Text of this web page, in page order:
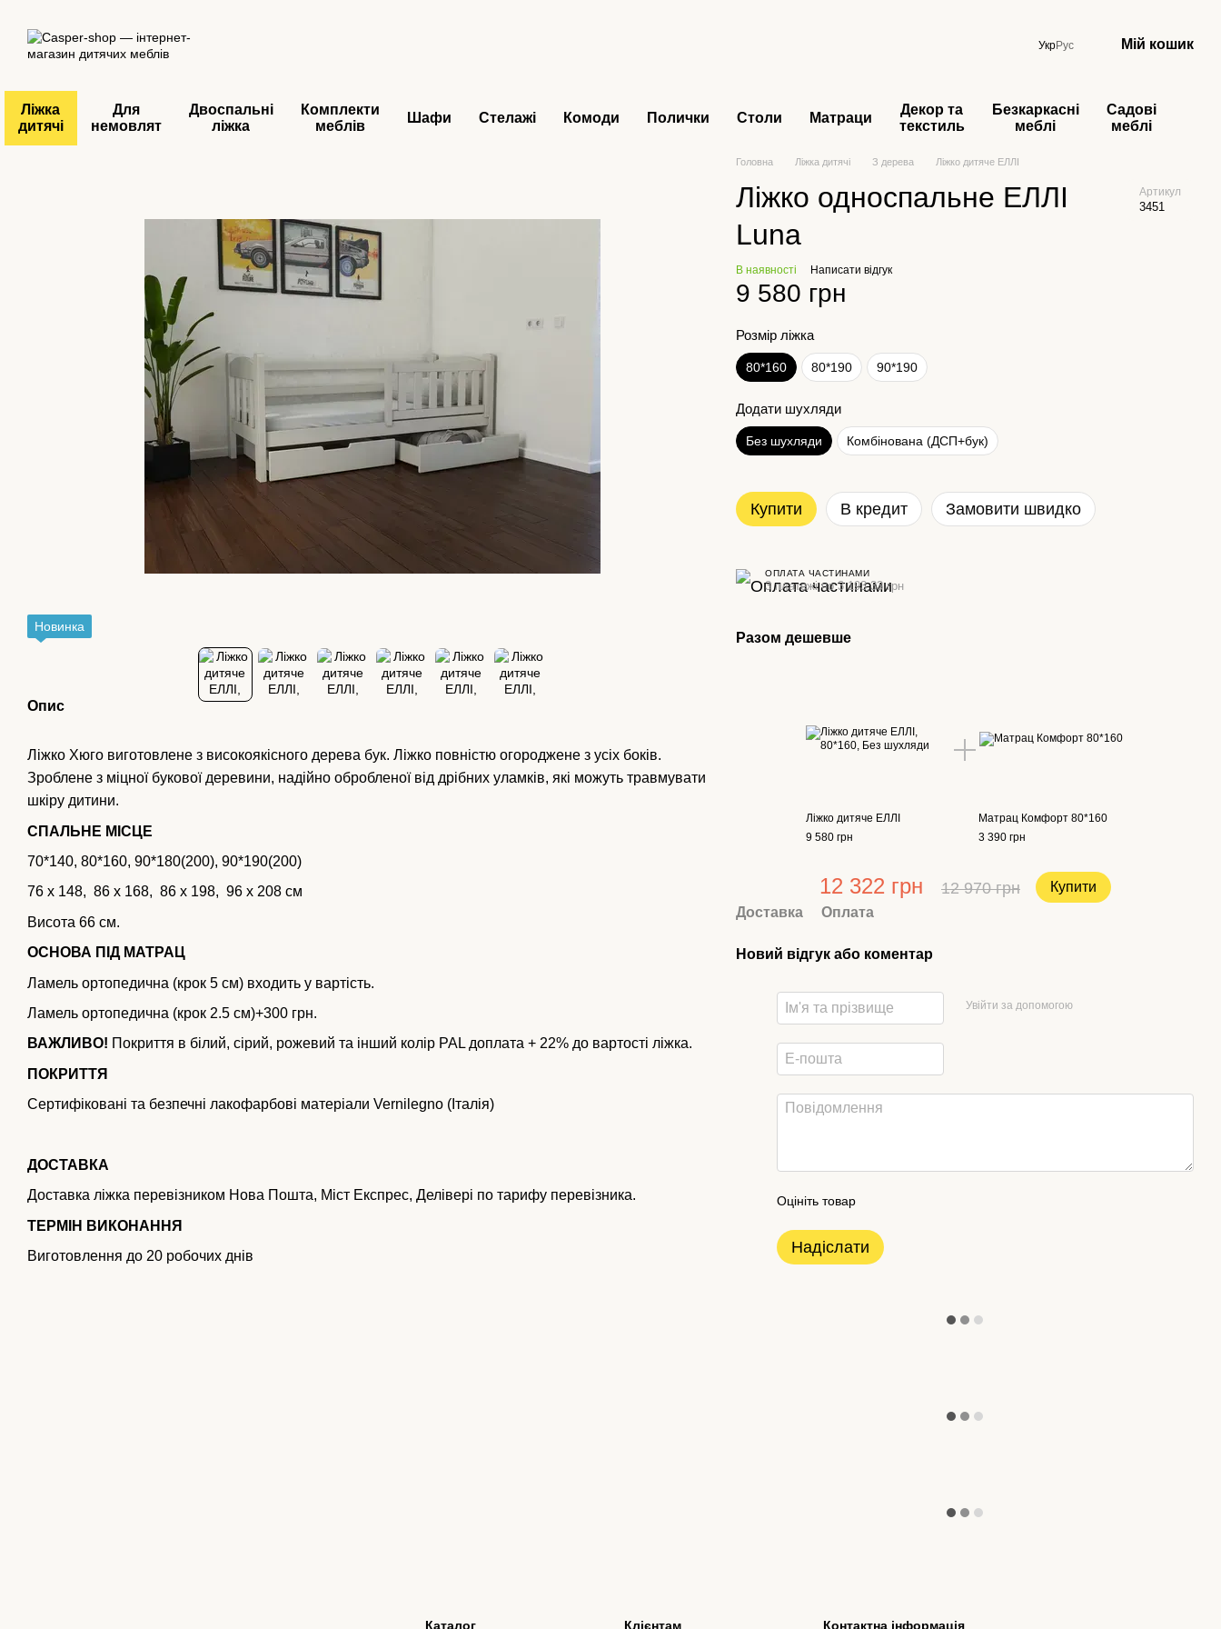
УкрРус Мій кошик
Ліжка
дитячі
Для
немовлят
Двоспальні
ліжка
Комплекти
меблів
Шафи Стелажі Комоди Полички Столи Матраци
Декор та
текстиль
Безкаркасні
меблі
Садові
меблі
Новинка
Опис
Ліжко Хюго виготовлене з високоякісного дерева бук. Ліжко повністю огороджене з усіх боків.
Зроблене з міцної букової деревини, надійно обробленої від дрібних уламків, які можуть травмувати
шкіру дитини.
СПАЛЬНЕ МІСЦЕ
70*140, 80*160, 90*180(200), 90*190(200)
76 x 148, 86 x 168, 86 x 198, 96 x 208 см
Висота 66 см.
ОСНОВА ПІД МАТРАЦ
Ламель ортопедична (крок 5 см) входить у вартість.
Ламель ортопедична (крок 2.5 см)+300 грн.
ВАЖЛИВО! Покриття в білий, сірий, рожевий та інший колір PAL доплата + 22% до вартості ліжка.
ПОКРИТТЯ
Сертифіковані та безпечні лакофарбові матеріали Vernilegno (Iталія)
ДОСТАВКА
Доставка ліжка перевізником Нова Пошта, Міст Експрес, Делівері по тарифу перевізника.
ТЕРМІН ВИКОНАННЯ
Виготовлення до 20 робочих днів
Головна Ліжка дитячі З дерева Ліжко дитяче ЕЛЛІ
Ліжко односпальне ЕЛЛІ
Luna
Артикул
3451
В наявності Написати відгук
9 580 грн
Розмір ліжка
80*160 80*190 90*190
Додати шухляди
Без шухляди Комбінована (ДСП+бук)
Купити В кредит Замовити швидко
ОПЛАТА ЧАСТИНАМИ
3 платежі по 3 193.33 грн
Разом дешевше
Ліжко дитяче ЕЛЛІ
9 580 грн
Матрац Комфорт 80*160
3 390 грн
12 322 грн 12 970 грн
Купити
Доставка
Оплата
Новий відгук або коментар
Увійти за допомогою
Оцініть товар
Надіслати
Каталог Клієнтам Контактна інформація